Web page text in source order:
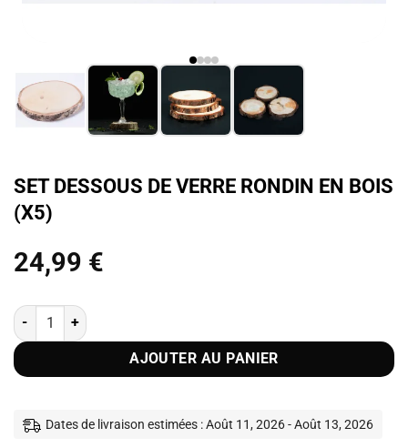
SET DESSOUS DE VERRE RONDIN EN BOIS
(X5)
24,99 €
quantité de Set Dessous de Verre Rondin en Bois (x5)
AJOUTER AU PANIER
Dates de livraison estimées : Août 11, 2026 - Août 13, 2026